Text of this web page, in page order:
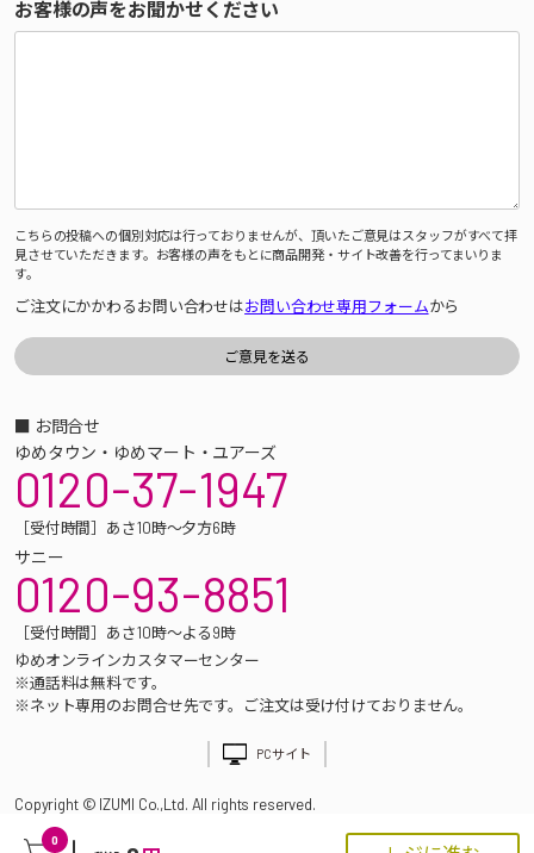
0
お客様の声をお聞かせください
こちらの投稿への個別対応は行っておりませんが、頂いたご意見はスタッフがすべて拝
見させていただきます。お客様の声をもとに商品開発・サイト改善を行ってまいりま
す。
ご注文にかかわるお問い合わせはお問い合わせ専用フォームから
■ お問合せ
ゆめタウン・ゆめマート・ユアーズ
0120-37-1947
［受付時間］あさ10時～夕方6時
サニー
0120-93-8851
［受付時間］あさ10時～よる9時
ゆめオンラインカスタマーセンター
※通話料は無料です。
※ネット専用のお問合せ先です。ご注文は受け付けておりません。
PCサイト
Copyright © IZUMI Co.,Ltd. All rights reserved.